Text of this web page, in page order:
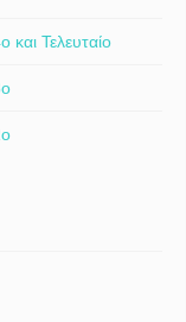
Τελευταίο